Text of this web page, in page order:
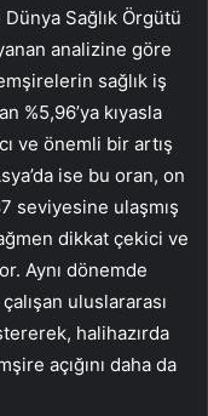
Sağlık Örgütü
analizine göre
sağlık iş
%5,96’ya kıyasla
ve önemli bir artış
ise bu oran, on
seviyesine ulaşmış
dikkat çekici ve
Aynı dönemde
uluslararası
halihazırda
açığını daha da